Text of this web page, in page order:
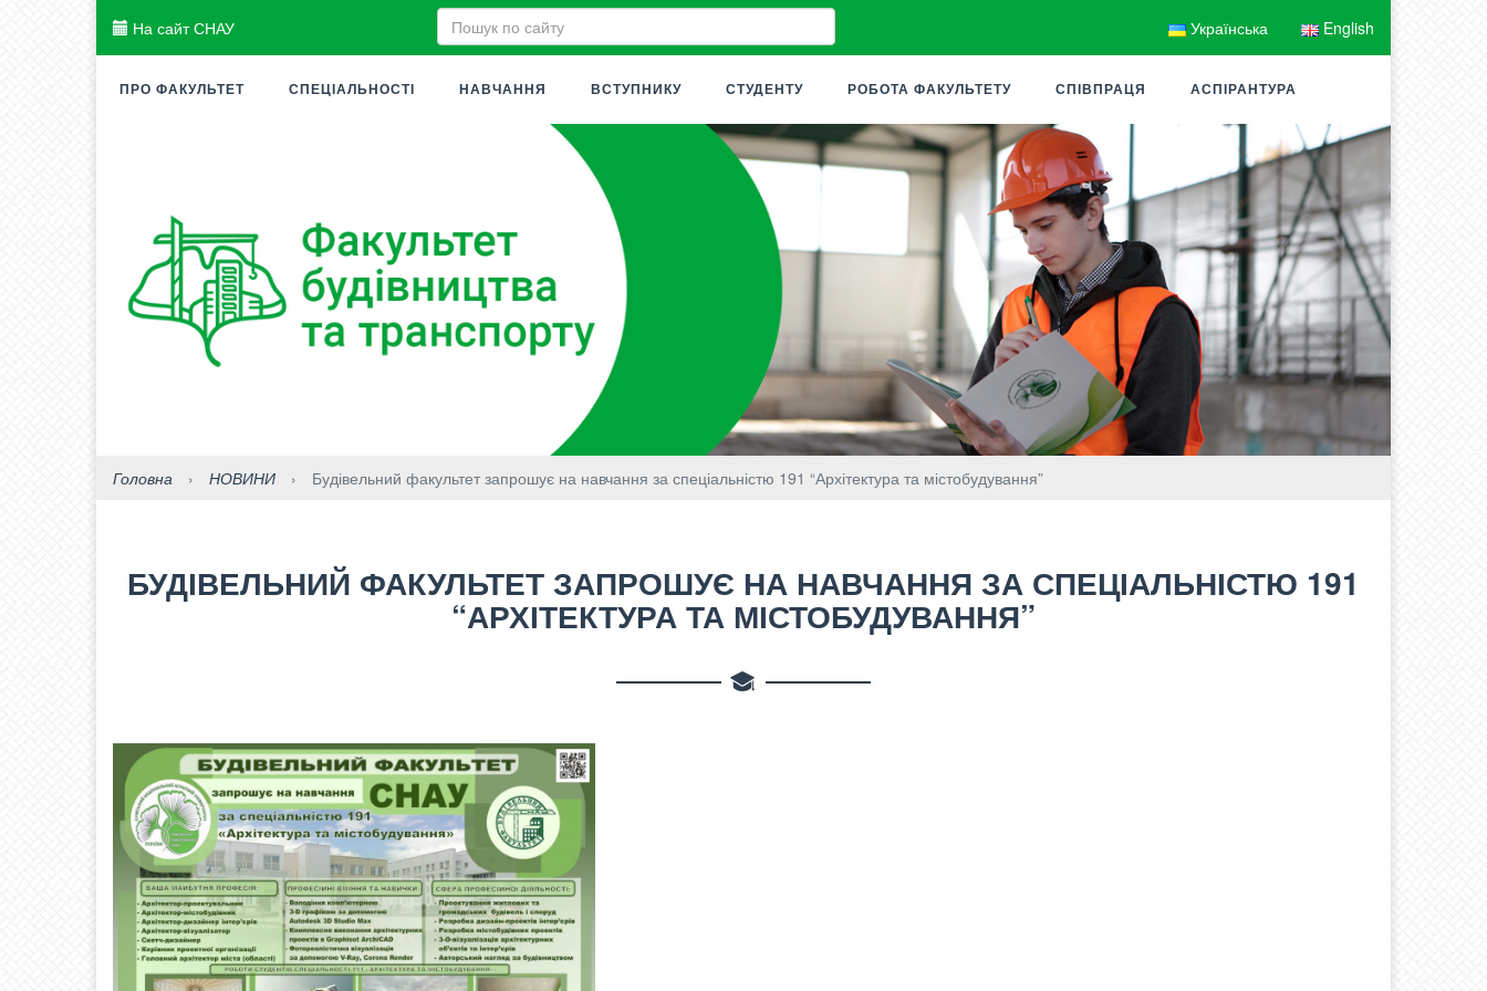
На сайт СНАУ Українська English
ПРО ФАКУЛЬТЕТ СПЕЦІАЛЬНОСТІ НАВЧАННЯ ВСТУПНИКУ СТУДЕНТУ РОБОТА ФАКУЛЬТЕТУ СПІВПРАЦЯ АСПІРАНТУРА
Головна › НОВИНИ › Будівельний факультет запрошує на навчання за спеціальністю 191 “Архітектура та містобудування”
БУДІВЕЛЬНИЙ ФАКУЛЬТЕТ ЗАПРОШУЄ НА НАВЧАННЯ ЗА СПЕЦІАЛЬНІСТЮ 191
“АРХІТЕКТУРА ТА МІСТОБУДУВАННЯ”